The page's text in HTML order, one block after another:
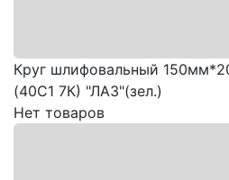
Круг шлифовальный
(40С1 7К) "ЛАЗ"(зел.)
Нет товаров